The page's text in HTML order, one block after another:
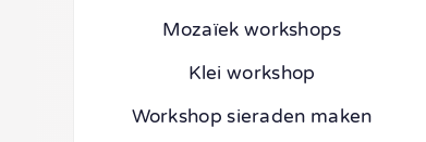
Mozaïek workshops
Klei workshop
Workshop sieraden maken